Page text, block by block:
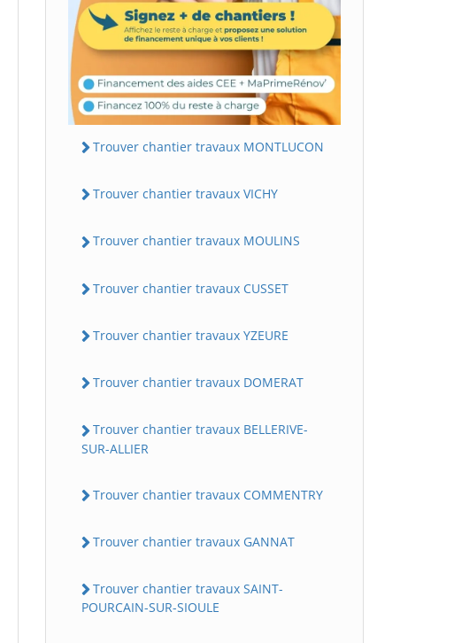
Trouver chantier travaux MONTLUCON
Trouver chantier travaux VICHY
Trouver chantier travaux MOULINS
Trouver chantier travaux CUSSET
Trouver chantier travaux YZEURE
Trouver chantier travaux DOMERAT
Trouver chantier travaux BELLERIVE-
SUR-ALLIER
Trouver chantier travaux COMMENTRY
Trouver chantier travaux GANNAT
Trouver chantier travaux SAINT-
POURCAIN-SUR-SIOULE